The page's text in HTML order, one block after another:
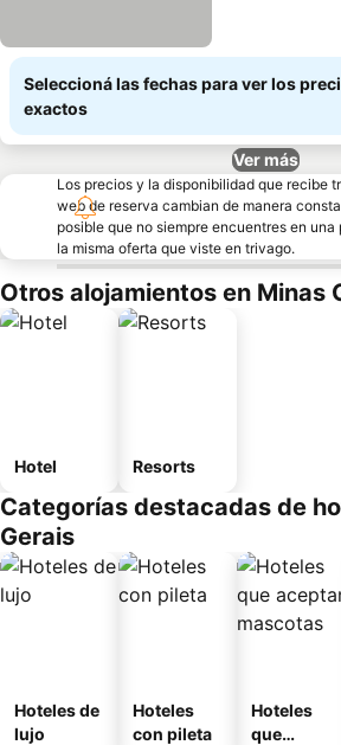
Seleccioná las fechas para ver los
exactos
Ver más
Los precios y la disponibilidad que recibe
web de reserva cambian de manera
posible que no siempre encuentres en
la misma oferta que viste en trivago.
Otros alojamientos en Minas
Hotel Resorts
Categorías destacadas de
Gerais
Hoteles de
lujo
Hoteles
con pileta
Hoteles
que